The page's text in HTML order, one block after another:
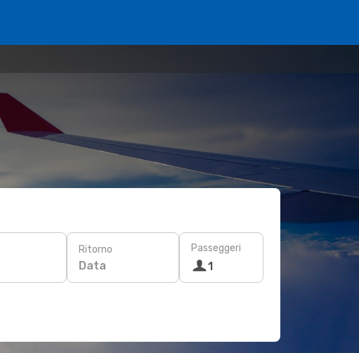
Ritorno
Data
Passeggeri
1